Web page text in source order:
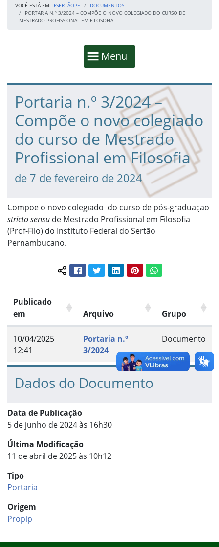
VOCÊ ESTÁ EM: IFSERTÃOPE
DOCUMENTOS
PORTARIA N.º 3/2024 – COMPÕE O NOVO COLEGIADO DO CURSO DE
MESTRADO PROFISSIONAL EM FILOSOFIA
Mostrar
Menu
Fim da navegação
Início do conteúdo
Portaria n.º 3/2024 –
Compõe o novo colegiado
do curso de Mestrado
Profissional em Filosofia
de 7 de fevereiro de 2024
Compõe o novo colegiado do curso de pós-graduação
stricto sensu de Mestrado Profissional em Filosofia
(Prof-Filo) do Instituto Federal do Sertão
Pernambucano.
Compartilhar conteúdo:
FacebookTwitterLinkedInPinterestWhatsApp
Publicado
em
Arquivo Grupo
10/04/2025
12:41
Portaria n.º
3/2024
Documento
Dados do Documento
Data de Publicação
5 de junho de 2024 às 16h30
Última Modificação
11 de abril de 2025 às 10h12
Tipo
Portaria
Origem
Propip